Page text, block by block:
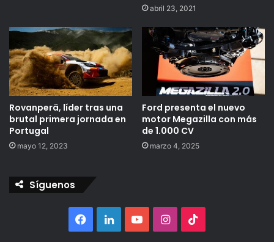
abril 23, 2021
Rovanperä, líder tras una
brutal primera jornada en
Portugal
mayo 12, 2023
Ford presenta el nuevo
motor Megazilla con más
de 1.000 CV
marzo 4, 2025
Síguenos
Facebook
LinkedInYouTubeInstagram